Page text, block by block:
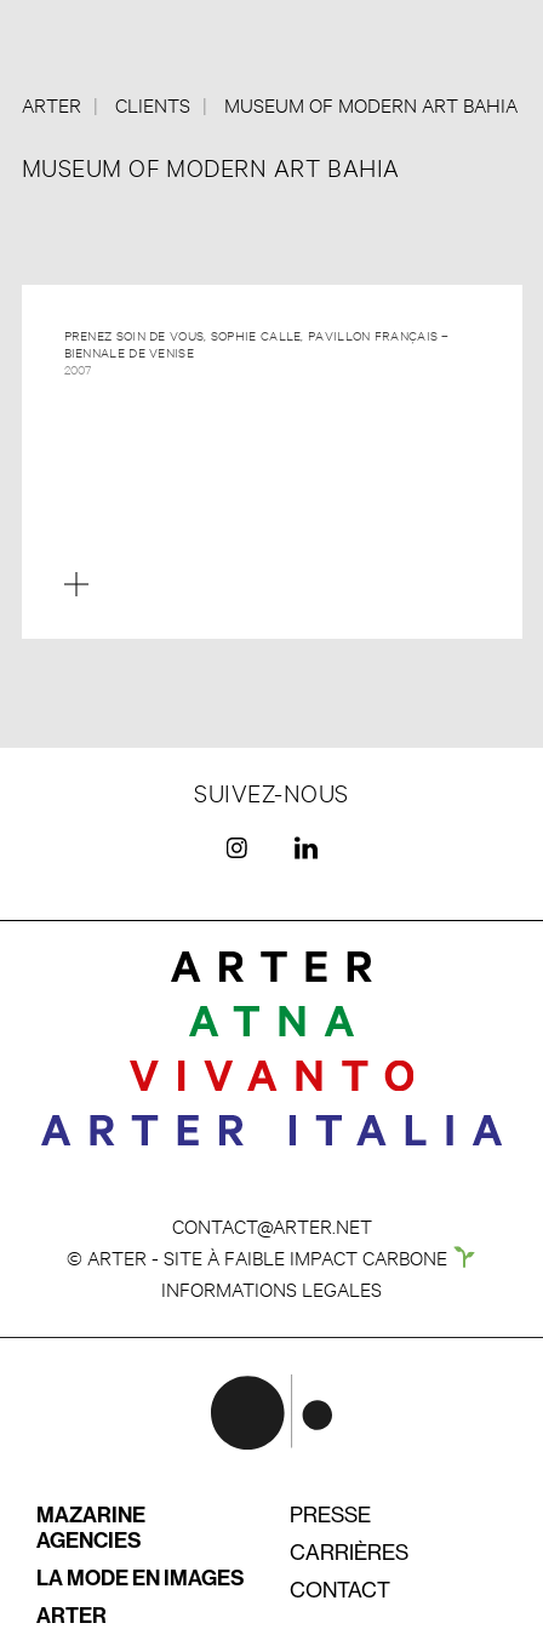
ARTER CLIENTS MUSEUM OF MODERN ART BAHIA
MUSEUM OF MODERN ART BAHIA
PRENEZ SOIN DE VOUS, SOPHIE CALLE, PAVILLON FRANÇAIS –
BIENNALE DE VENISE
2007
SUIVEZ-NOUS
CONTACT@ARTER.NET
© ARTER - SITE À FAIBLE IMPACT CARBONE
INFORMATIONS LEGALES
MAZARINE
AGENCIES
LA MODE EN IMAGES
ARTER
PRESSE
CARRIÈRES
CONTACT